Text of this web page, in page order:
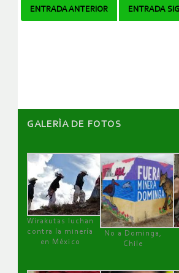
Navegador
ENTRADA ANTERIOR ENTRADA
GALERÌA DE FOTOS
Wirakutas luchan
contra la minería
en México
No a Dominga,
Chile